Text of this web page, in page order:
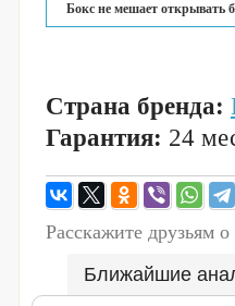
Бокс не мешает открывать
Страна бренда:
Гарантия: 24
Расскажите друзьям
Ближайшие